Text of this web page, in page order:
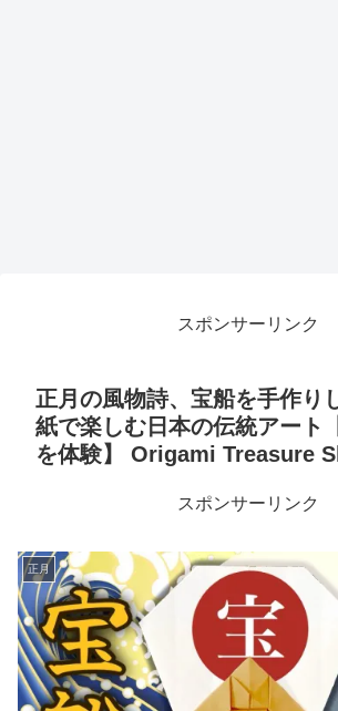
スポンサーリンク
正月の風物詩、宝船を手作り
紙で楽しむ日本の伝統アート
を体験】 Origami Treasure
スポンサーリンク
正月